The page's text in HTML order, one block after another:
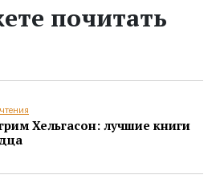
почитать
Хельгасон: лучшие книги